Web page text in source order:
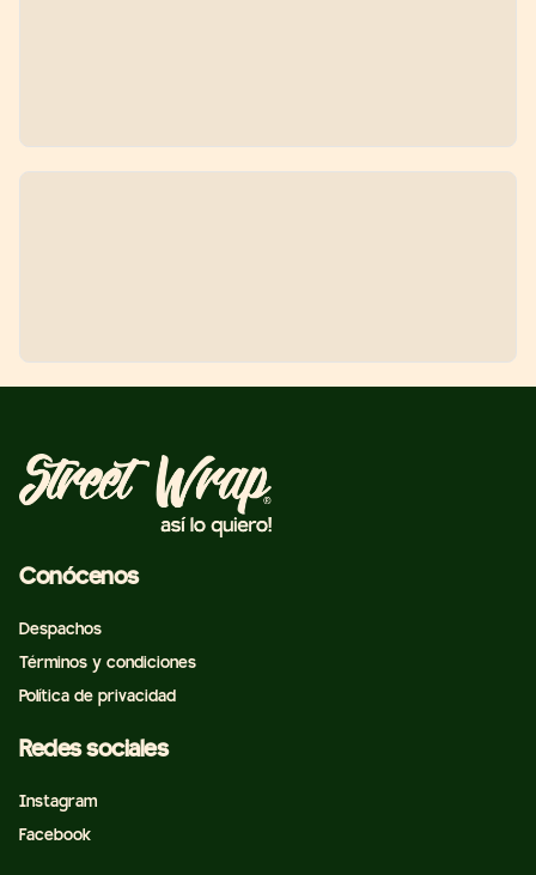
Conócenos
Despachos
Términos y condiciones
Política de privacidad
Redes sociales
Instagram
Facebook